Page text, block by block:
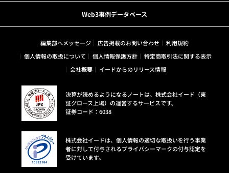
Web3事例データベース
編集部へメッセージ 広告掲載のお問い合わせ
利用規約
個人情報の取扱について
個人情報保護方針
特定商取引法に関する表示
会社概要
イードからのリリース情報
決算が読めるようになるノートは、株式会社イード（東
証グロース上場）の運営するサービスです。
証券コード：6038
株式会社イードは、個人情報の適切な取扱いを行う事業
者に対して付与されるプライバシーマークの付与認定を
受けています。